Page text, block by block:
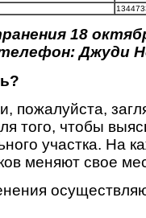
18
Джуди
пожалуйста,
того, чтобы
участка. На
меняют свое